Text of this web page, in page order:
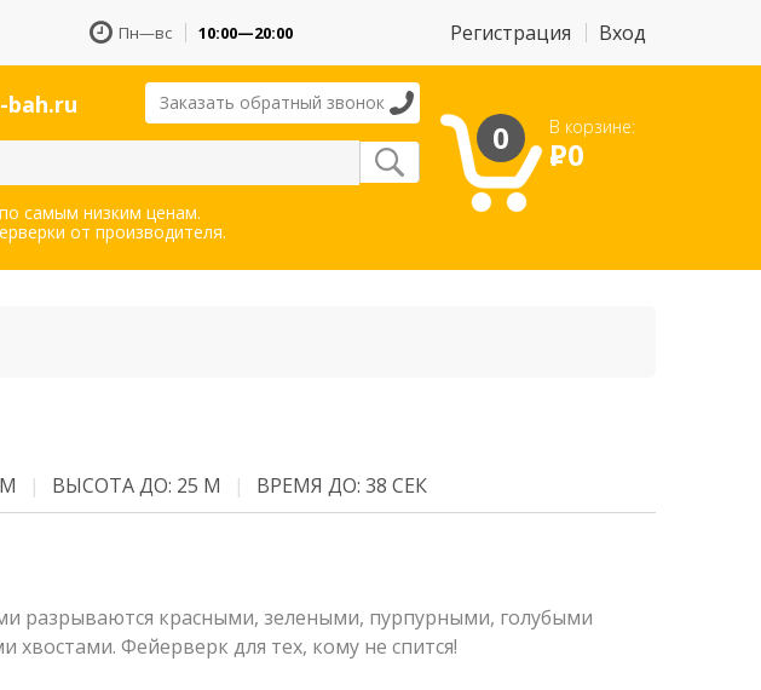
Пн—вс 10:00—20:00 Регистрация Вход
bah.ru Заказать обратный звонок
самым низким ценам.
от производителя.
0 В корзине:
Р0
ВЫСОТА ДО: 25 М ВРЕМЯ ДО: 38 СЕК
разрываются красными, зелеными, пурпурными, голубыми
хвостами. Фейерверк для тех, кому не спится!